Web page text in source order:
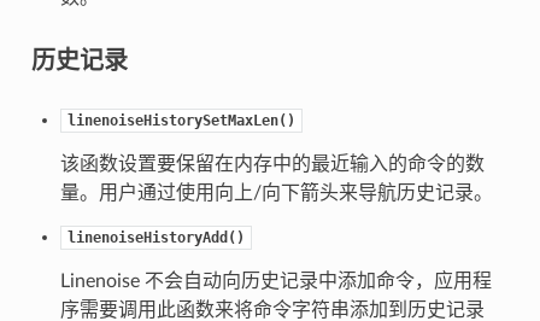
历史记录
linenoiseHistorySetMaxLen()
该函数设置要保留在内存中的最近输入的命令的数
量。用户通过使用向上/向下箭头来导航历史记录。
linenoiseHistoryAdd()
Linenoise 不会自动向历史记录中添加命令，应用程
序需要调用此函数来将命令字符串添加到历史记录